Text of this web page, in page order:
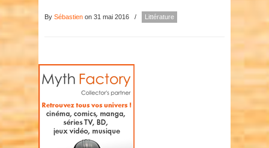
By Sébastien on 31 mai 2016 / Littérature